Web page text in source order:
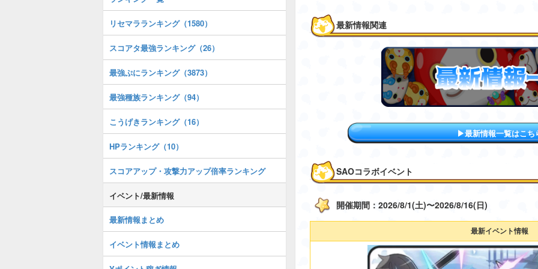
最新情報関連
▶最新情報一覧はこち
SAOコラボイベント
開催期間：2026/8/1(土)〜2026/8/16(日)
最新イベント情報
リセマラランキング（1580）
スコアタ最強ランキング（26）
最強ぷにランキング（3873）
最強種族ランキング（94）
こうげきランキング（16）
HPランキング（10）
スコアアップ・攻撃力アップ倍率ランキング
イベント/最新情報
最新情報まとめ
イベント情報まとめ